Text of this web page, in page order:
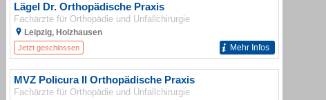
Lägel Dr. Orthopädische Praxis
Fachärzte für Orthopädie und Unfallchirurgie
Leipzig, Holzhausen
Jetzt geschlossen Mehr Infos
MVZ Policura II Orthopädische Praxis
Fachärzte für Orthopädie und Unfallchirurgie